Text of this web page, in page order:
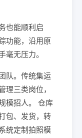
也能顺利启
功能，沿用原
毫无压力。
队。传统集运
理三类岗位，
模招人。 仓库
包、发货，转
统定制拍照模